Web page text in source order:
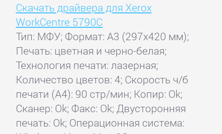
Скачать драйвера для Xerox
WorkCentre 5790C
Тип: МФУ; Формат: A3 (297x420 мм);
Печать: цветная и черно-белая;
Технология печати: лазерная;
Количество цветов: 4; Скорость ч/б
печати (А4): 90 стр/мин; Копир: Ok;
Сканер: Ok; Факс: Ok; Двусторонняя
печать: Ok; Операционная система: